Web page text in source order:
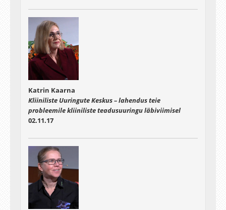
Katrin Kaarna
Kliiniliste Uuringute Keskus – lahendus teie
probleemile kliiniliste teadusuuringu läbiviimisel
02.11.17